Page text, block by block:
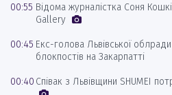
00:55 Відома журналістка Соня
Gallery
00:45 Екс-голова Львівської
блокпостів на Закарпатті
00:40 Співак з Львівщини SHUMEI